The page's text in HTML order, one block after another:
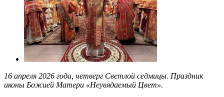
16 апреля 2026 года, четверг Светлой седмицы. Праздник
иконы Божией Матери «Неувядаемый Цвет».